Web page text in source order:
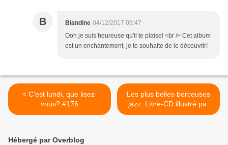
B Blandine 04/12/2017 09:47
Ooh je suis heureuse qu'il te plaise! <br /> Cet album
est un enchantement, je te souhaite de le découvrir!
< C'est lundi, que lisez-
vous? #176
Les plus belles berceuses
jazz. Livre-CD illustré par
Ilya GREEN - 2012 >
Hébergé par Overblog